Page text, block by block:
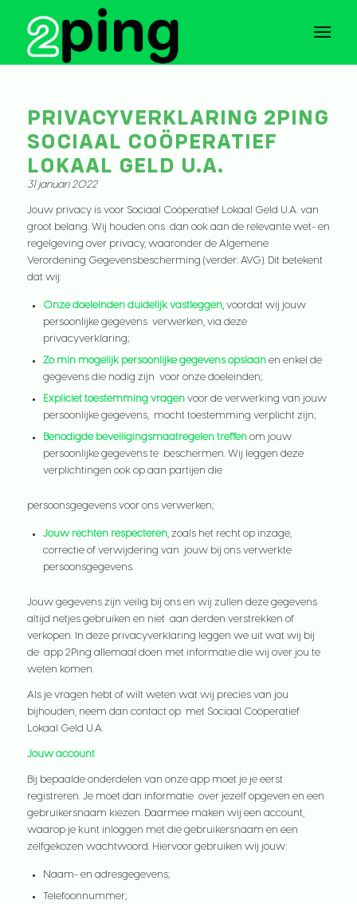
PRIVACYVERKLARING 2PING
SOCIAAL COÖPERATIEF
LOKAAL GELD U.A.
31 januari 2022
Jouw privacy is voor Sociaal Coöperatief Lokaal Geld U.A. van
groot belang. Wij houden ons dan ook aan de relevante wet- en
regelgeving over privacy, waaronder de Algemene
Verordening Gegevensbescherming (verder: AVG). Dit betekent
dat wij:
Onze doeleinden duidelijk vastleggen,voordat wij jouw
persoonlijke gegevens verwerken, via deze
privacyverklaring;
Zo min mogelijk persoonlijke gegevens opslaan en enkel de
gegevens die nodig zijn voor onze doeleinden;
Expliciet toestemming vragen voor de verwerking van jouw
persoonlijke gegevens, mocht toestemming verplicht zijn;
Benodigde beveiligingsmaatregelen treffen om jouw
persoonlijke gegevens te beschermen. Wij leggen deze
verplichtingen ook op aan partijen die
persoonsgegevens voor ons verwerken;
Jouw rechten respecteren, zoals het recht op inzage,
correctie of verwijdering van jouw bij ons verwerkte
persoonsgegevens.
Jouw gegevens zijn veilig bij ons en wij zullen deze gegevens
altijd netjes gebruiken en niet aan derden verstrekken of
verkopen. In deze privacyverklaring leggen we uit wat wij bij
de app 2Ping allemaal doen met informatie die wij over jou te
weten komen.
Als je vragen hebt of wilt weten wat wij precies van jou
bijhouden, neem dan contact op met Sociaal Coöperatief
Lokaal Geld U.A.
Jouw account
Bij bepaalde onderdelen van onze app moet je je eerst
registreren. Je moet dan informatie over jezelf opgeven en een
gebruikersnaam kiezen. Daarmee maken wij een account,
waarop je kunt inloggen met die gebruikersnaam en een
zelfgekozen wachtwoord. Hiervoor gebruiken wij jouw:
Naam- en adresgegevens;
Telefoonnummer;